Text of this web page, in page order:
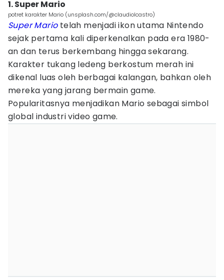
1. Super Mario
potret karakter Mario (unsplash.com/@claudiolcastro)
Super Mariotelah menjadi ikon utama Nintendo
sejak pertama kali diperkenalkan pada era 1980-
an dan terus berkembang hingga sekarang.
Karakter tukang ledeng berkostum merah ini
dikenal luas oleh berbagai kalangan, bahkan oleh
mereka yang jarang bermain game.
Popularitasnya menjadikan Mario sebagai simbol
global industri video game.